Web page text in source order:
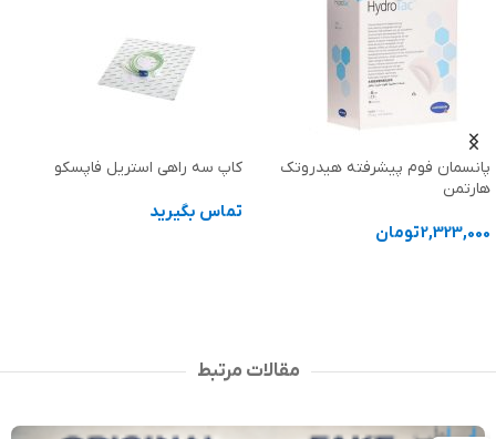
کاپ سه راهی استریل فاپسکو
اطلاعات بیشتر
گوش پاک کن دابو 100 عددی
59,000
مقالات مرتبط